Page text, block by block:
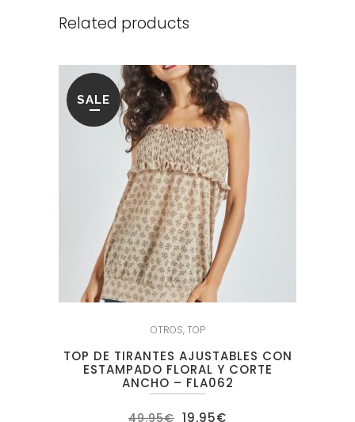
Related products
SALE
OTROS,TOP
TOP DE TIRANTES AJUSTABLES CON
ESTAMPADO FLORAL Y CORTE
ANCHO – FLA062
49.95€ El
19.95€